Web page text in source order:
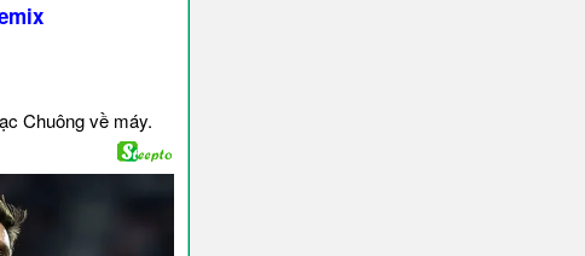
Chuông về máy.